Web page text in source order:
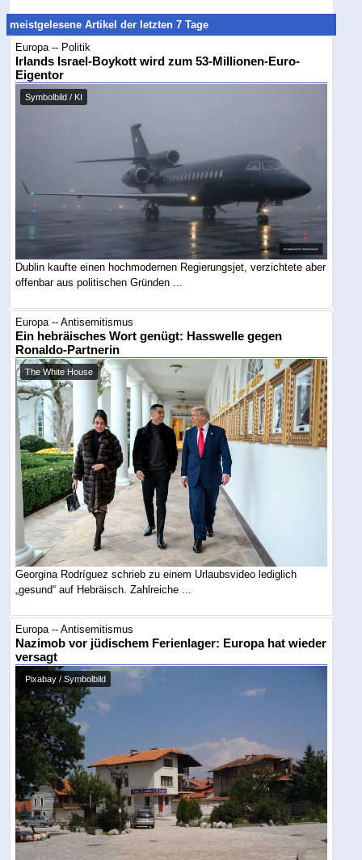
meistgelesene Artikel der letzten 7 Tage
Europa -- Politik
Irlands Israel-Boykott wird zum 53-Millionen-Euro-
Eigentor
Symbolbild / KI
Dublin kaufte einen hochmodernen Regierungsjet, verzichtete aber
offenbar aus politischen Gründen ...
Europa -- Antisemitismus
Ein hebräisches Wort genügt: Hasswelle gegen
Ronaldo-Partnerin
The White House
Georgina Rodríguez schrieb zu einem Urlaubsvideo lediglich
„gesund“ auf Hebräisch. Zahlreiche ...
Europa -- Antisemitismus
Nazimob vor jüdischem Ferienlager: Europa hat wieder
versagt
Pixabay / Symbolbild